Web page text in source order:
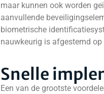
maar kunnen ook worden
aanvullende
biometrische
nauwkeurig is afgestemd
Snelle
Een van de grootste